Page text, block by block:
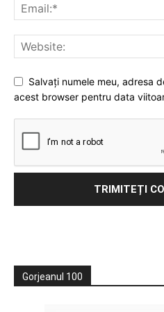
Salvați numele meu, adresa
acest browser pentru data
Gorjeanul 100